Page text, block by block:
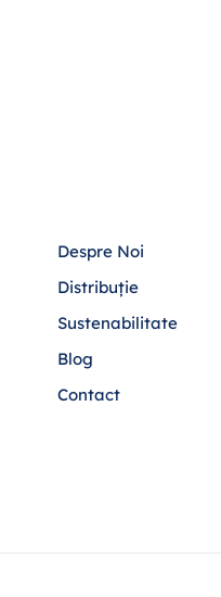
Despre Noi
Distribuție
Sustenabilitate
Blog
Contact